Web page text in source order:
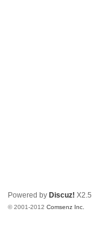
Powered by Discuz! X2.5
© 2001-2012Comsenz Inc.